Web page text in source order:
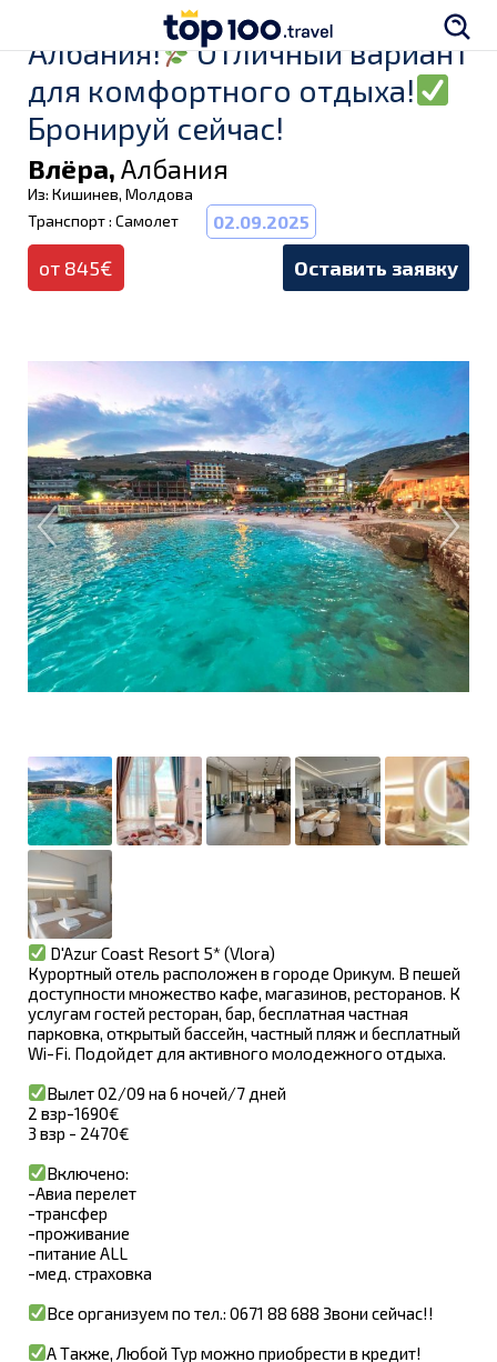
Албания!
Отличный вариант
для комфортного отдыха!
Бронируй сейчас!
Влёра, Албания
Из: Кишинев, Молдова
Транспорт : Самолет
02.09.2025
от 845€ Оставить заявку
D'Azur Coast Resort 5* (Vlora)
Курортный отель расположен в городе Орикум. В пешей
доступности множество кафе, магазинов, ресторанов. К
услугам гостей ресторан, бар, бесплатная частная
парковка, открытый бассейн, частный пляж и бесплатный
Wi-Fi. Подойдет для активного молодежного отдыха.
Вылет 02/09 на 6 ночей/7 дней
2 взр-1690€
3 взр - 2470€
Включено:
-Авиа перелет
-трансфер
-проживание
-питание ALL
-мед. страховка
Все организуем по тел.: 0671 88 688 Звони сейчас!!
А Также, Любой Тур можно приобрести в кредит!